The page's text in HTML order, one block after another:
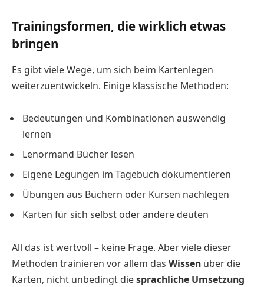
Trainingsformen, die wirklich etwas
bringen
Es gibt viele Wege, um sich beim Kartenlegen
weiterzuentwickeln. Einige klassische Methoden:
Bedeutungen und Kombinationen auswendig
lernen
Lenormand Bücher lesen
Eigene Legungen im Tagebuch dokumentieren
Übungen aus Büchern oder Kursen nachlegen
Karten für sich selbst oder andere deuten
All das ist wertvoll – keine Frage. Aber viele dieser
Methoden trainieren vor allem das Wissen über die
Karten, nicht unbedingt diesprachliche Umsetzung